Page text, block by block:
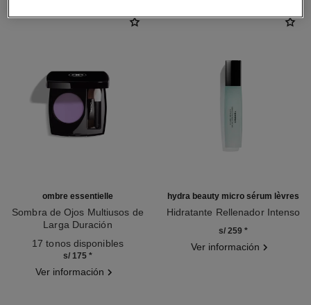
ombre essentielle
Sombra de Ojos Multiusos de
Larga Duración
17 tonos disponibles
s/ 175 *
Ver información
hydra beauty micro sérum lèvres
Hidratante Rellenador Intenso
s/ 259 *
Ver información